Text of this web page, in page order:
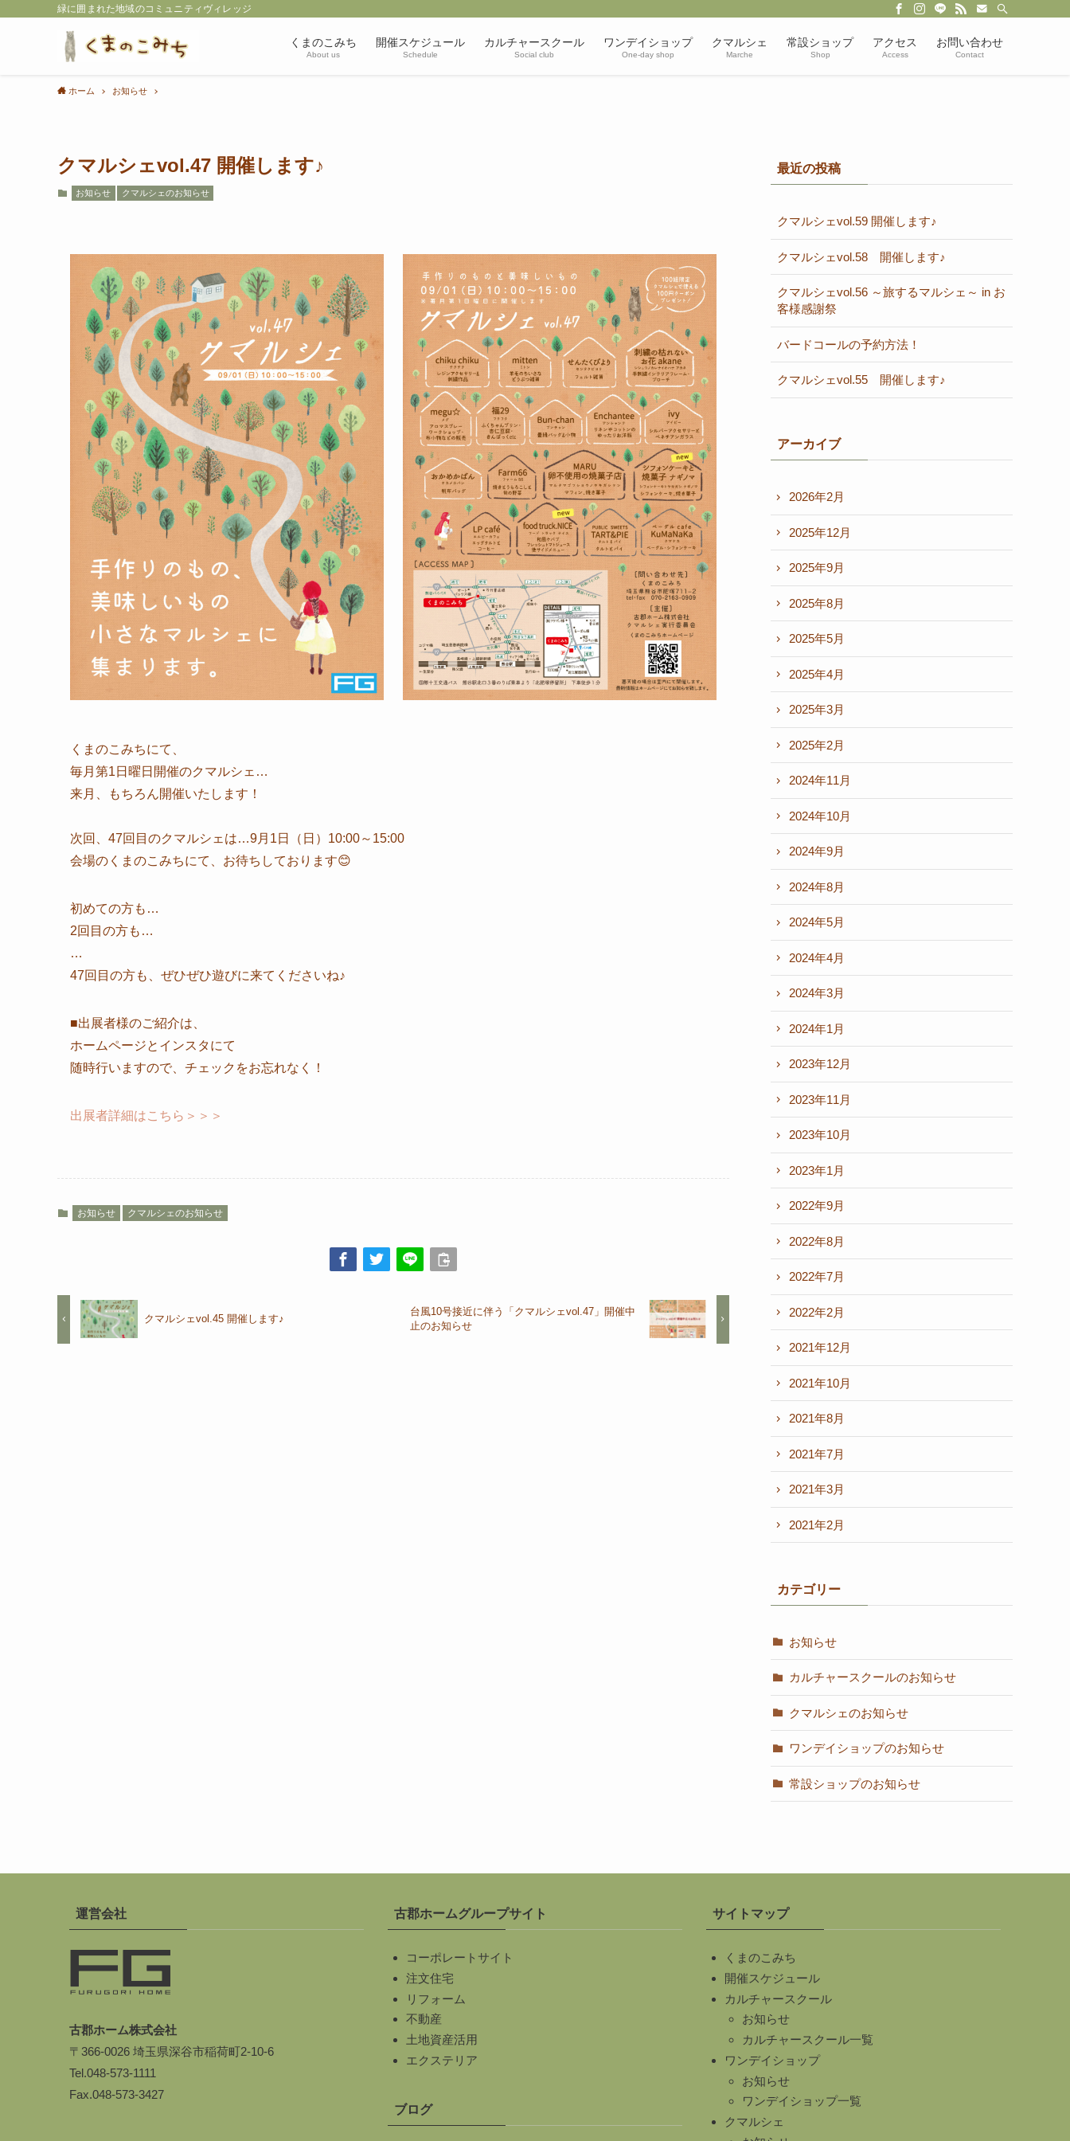
緑に囲まれた地域のコミュニティヴィレッジ
くまのこみち
About us
開催スケジュール
Schedule
カルチャースクール
Social club
ワンデイショップ
One-day shop
クマルシェ
Marche
常設ショップ
Shop
アクセス
Access
お問い合わせ
Contact
ホーム お知らせ
クマルシェvol.47 開催します♪
お知らせ クマルシェのお知らせ
くまのこみちにて、
毎月第1日曜日開催のクマルシェ…
来月、もちろん開催いたします！
次回、47回目のクマルシェは…9月1日（日）10:00～15:00
会場のくまのこみちにて、お待ちしております😊
初めての方も…
2回目の方も…
…
47回目の方も、ぜひぜひ遊びに来てくださいね♪
■出展者様のご紹介は、
ホームページとインスタにて
随時行いますので、チェックをお忘れなく！
出展者詳細はこちら＞＞＞
お知らせ クマルシェのお知らせ
クマルシェvol.45 開催します♪
台風10号接近に伴う「クマルシェvol.47」開催中
止のお知らせ
最近の投稿
クマルシェvol.59 開催します♪
クマルシェvol.58 開催します♪
クマルシェvol.56 ～旅するマルシェ～ in お
客様感謝祭
バードコールの予約方法！
クマルシェvol.55 開催します♪
アーカイブ
2026年2月
2025年12月
2025年9月
2025年8月
2025年5月
2025年4月
2025年3月
2025年2月
2024年11月
2024年10月
2024年9月
2024年8月
2024年5月
2024年4月
2024年3月
2024年1月
2023年12月
2023年11月
2023年10月
2023年1月
2022年9月
2022年8月
2022年7月
2022年2月
2021年12月
2021年10月
2021年8月
2021年7月
2021年3月
2021年2月
カテゴリー
お知らせ
カルチャースクールのお知らせ
クマルシェのお知らせ
ワンデイショップのお知らせ
常設ショップのお知らせ
運営会社
古郡ホーム株式会社
〒366-0026 埼玉県深谷市稲荷町2-10-6
Tel.048-573-1111
Fax.048-573-3427
古郡ホームグループサイト
コーポレートサイト
注文住宅
リフォーム
不動産
土地資産活用
エクステリア
ブログ
サイトマップ
くまのこみち
開催スケジュール
カルチャースクール
お知らせ
カルチャースクール一覧
ワンデイショップ
お知らせ
ワンデイショップ一覧
クマルシェ